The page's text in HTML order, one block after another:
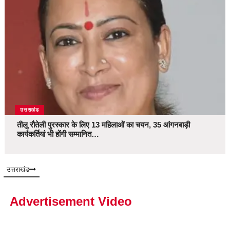
उत्तराखंड
तीलू रौतेली पुरस्कार के लिए 13 महिलाओं का चयन, 35 आंगनबाड़ी
कार्यकर्तियां भी होंगी सम्मानित…
उत्तराखंड
Advertisement Video